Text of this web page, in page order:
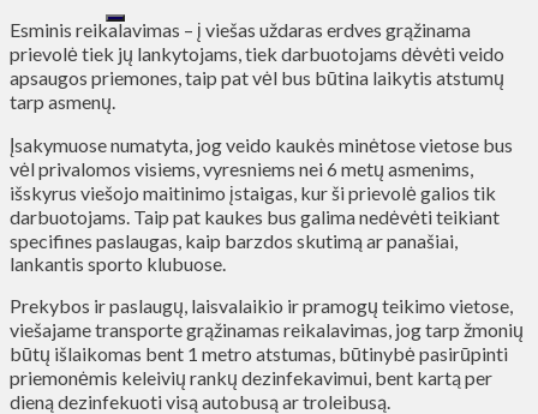
Esminis reikalavimas – į viešas uždaras erdves grąžinama
prievolė tiek jų lankytojams, tiek darbuotojams dėvėti veido
apsaugos priemones, taip pat vėl bus būtina laikytis atstumų
tarp asmenų.
Įsakymuose numatyta, jog veido kaukės minėtose vietose bus
vėl privalomos visiems, vyresniems nei 6 metų asmenims,
išskyrus viešojo maitinimo įstaigas, kur ši prievolė galios tik
darbuotojams. Taip pat kaukes bus galima nedėvėti teikiant
specifines paslaugas, kaip barzdos skutimą ar panašiai,
lankantis sporto klubuose.
Prekybos ir paslaugų, laisvalaikio ir pramogų teikimo vietose,
viešajame transporte grąžinamas reikalavimas, jog tarp žmonių
būtų išlaikomas bent 1 metro atstumas, būtinybė pasirūpinti
priemonėmis keleivių rankų dezinfekavimui, bent kartą per
dieną dezinfekuoti visą autobusą ar troleibusą.